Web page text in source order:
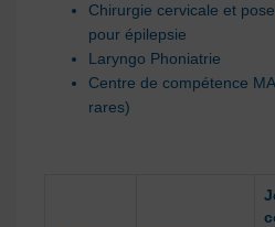
Chirurgie cervicale et
pour épilepsie
Laryngo Phoniatrie
Centre de compétence
rares)